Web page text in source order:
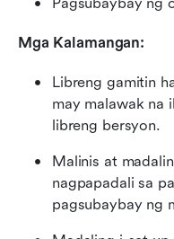
Mga Kalamangan:
Libreng gamitin
may malawak na
libreng bersyon.
Malinis at
nagpapadali sa
pagsubaybay ng